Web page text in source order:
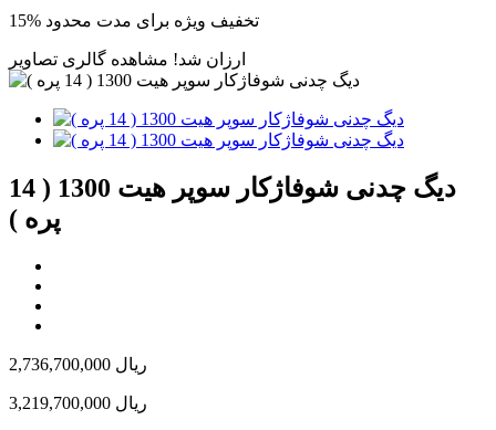
15% تخفیف ویژه برای مدت محدود
ارزان شد! مشاهده گالری تصاویر
دیگ چدنی شوفاژکار سوپر هیت 1300 ( 14
پره )
2,736,700,000 ریال
3,219,700,000 ریال